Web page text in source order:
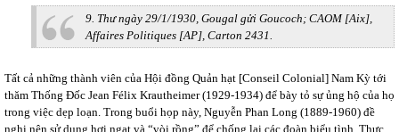
9. Thư ngày 29/1/1930, Gougal gửi Goucoch; CAOM [Aix],
Affaires Politiques [AP], Carton 2431.
Tất cả những thành viên của Hội đồng Quản hạt [Conseil Colonial] Nam Kỳ tới
thăm Thống Đốc Jean Félix Krautheimer (1929-1934) để bày tỏ sự ủng hộ của họ
trong việc dẹp loạn. Trong buổi họp này, Nguyễn Phan Long (1889-1960) đề
nghị nên sử dụng hơi ngạt và “vòi rồng” để chống lại các đoàn biểu tình. Thực